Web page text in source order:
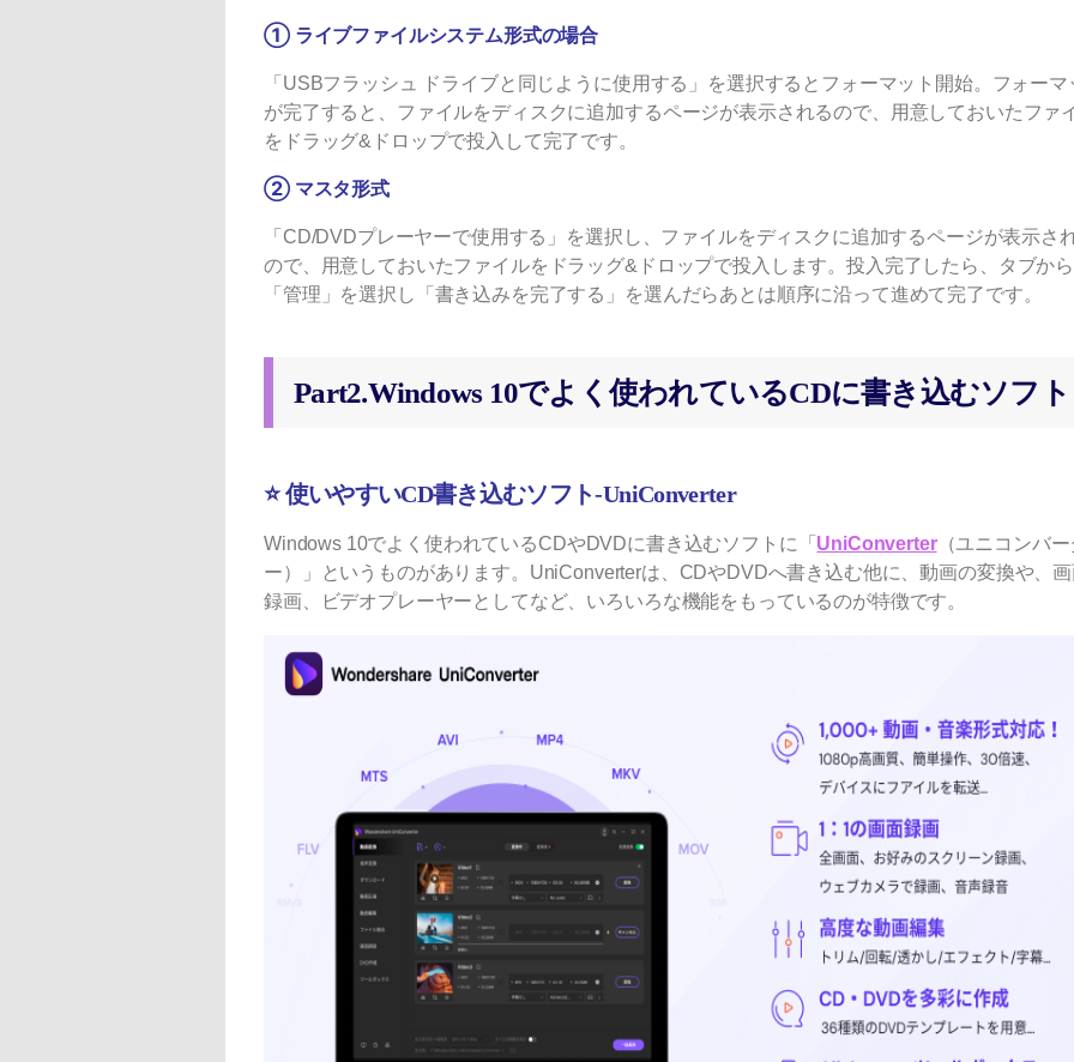
① ライブファイルシステム形式の場合
「USBフラッシュ ドライブと同じように使用する」を選択するとフォーマット開始。フォーマ
が完了すると、ファイルをディスクに追加するページが表示されるので、用意しておいたファ
をドラッグ&ドロップで投入して完了です。
② マスタ形式
「CD/DVDプレーヤーで使用する」を選択し、ファイルをディスクに追加するページが表示さ
ので、用意しておいたファイルをドラッグ&ドロップで投入します。投入完了したら、タブから
「管理」を選択し「書き込みを完了する」を選んだらあとは順序に沿って進めて完了です。
Part2.Windows 10でよく使われているCDに書き込むソフト
⭐ 使いやすいCD書き込むソフト-UniConverter
Windows 10でよく使われているCDやDVDに書き込むソフトに「 UniConverter（ユニコンバー
ー）」というものがあります。UniConverterは、CDやDVDへ書き込む他に、動画の変換や、
録画、ビデオプレーヤーとしてなど、いろいろな機能をもっているのが特徴です。